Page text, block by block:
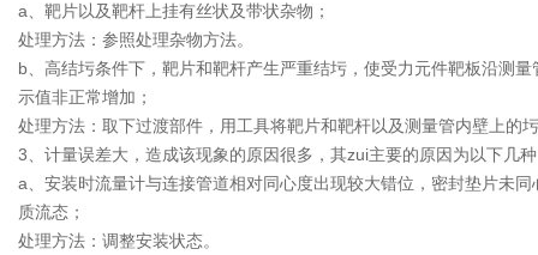
a、靶片以及靶杆上挂有丝状及带状杂物；
处理方法：参照处理杂物方法。
b、高结圬条件下，靶片和靶杆产生严重结圬，使受力元件靶板沿测
示值非正常增加；
处理方法：取下过渡部件，用工具将靶片和靶杆以及测量管内壁上的
3、计量误差大，造成该现象的原因很多，其zui主要的原因为以下几
a、安装时流量计与连接管道相对同心度出现较大错位，密封垫片未
质流态；
处理方法：调整安装状态。